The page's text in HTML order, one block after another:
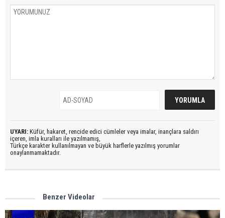
UYARI: Küfür, hakaret, rencide edici cümleler veya imalar, inançlara saldırı
içeren, imla kuralları ile yazılmamış,
Türkçe karakter kullanılmayan ve büyük harflerle yazılmış yorumlar
onaylanmamaktadır.
Benzer Videolar